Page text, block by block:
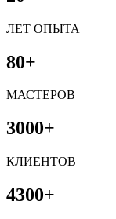
ЛЕТ ОПЫТА
80+
МАСТЕРОВ
3000+
КЛИЕНТОВ
4300+